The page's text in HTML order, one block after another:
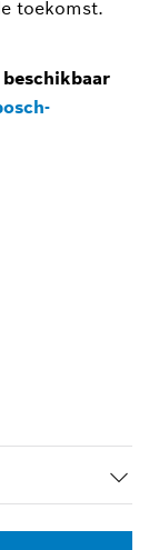
toekomst.